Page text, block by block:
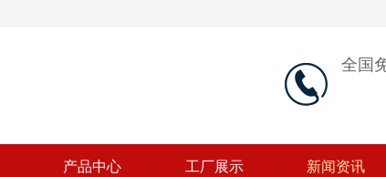
全国
产品中心 工厂展示 新闻资讯